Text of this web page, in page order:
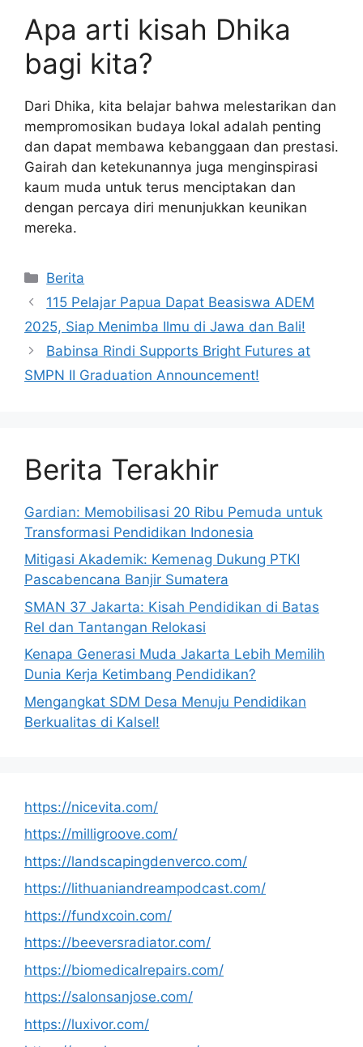
Apa arti kisah Dhika
bagi kita?
Dari Dhika, kita belajar bahwa melestarikan dan
mempromosikan budaya lokal adalah penting
dan dapat membawa kebanggaan dan prestasi.
Gairah dan ketekunannya juga menginspirasi
kaum muda untuk terus menciptakan dan
dengan percaya diri menunjukkan keunikan
mereka.
Kategori
Berita
115 Pelajar Papua Dapat Beasiswa ADEM
2025, Siap Menimba Ilmu di Jawa dan Bali!
Babinsa Rindi Supports Bright Futures at
SMPN II Graduation Announcement!
Berita Terakhir
Gardian: Memobilisasi 20 Ribu Pemuda untuk
Transformasi Pendidikan Indonesia
Mitigasi Akademik: Kemenag Dukung PTKI
Pascabencana Banjir Sumatera
SMAN 37 Jakarta: Kisah Pendidikan di Batas
Rel dan Tantangan Relokasi
Kenapa Generasi Muda Jakarta Lebih Memilih
Dunia Kerja Ketimbang Pendidikan?
Mengangkat SDM Desa Menuju Pendidikan
Berkualitas di Kalsel!
https://nicevita.com/
https://milligroove.com/
https://landscapingdenverco.com/
https://lithuaniandreampodcast.com/
https://fundxcoin.com/
https://beeversradiator.com/
https://biomedicalrepairs.com/
https://salonsanjose.com/
https://luxivor.com/